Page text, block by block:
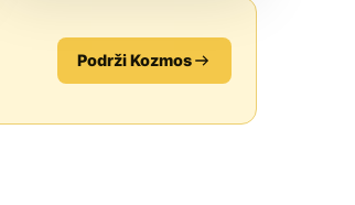
Podrži Kozmos